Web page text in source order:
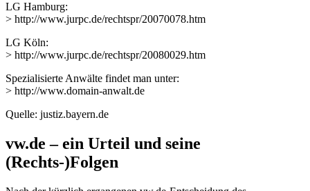
LG Hamburg:
> http://www.jurpc.de/rechtspr/20070078.htm
LG Köln:
> http://www.jurpc.de/rechtspr/20080029.htm
Spezialisierte Anwälte findet man unter:
> http://www.domain-anwalt.de
Quelle: justiz.bayern.de
vw.de – ein Urteil und seine
(Rechts-)Folgen